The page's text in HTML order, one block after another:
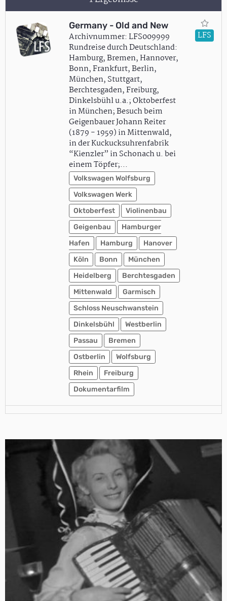
Germany - Old and New
Archivnummer: LFS009999
Rundreise durch Deutschland:
Hamburg, Bremen, Hannover,
Bonn, Frankfurt, Berlin,
München, Stuttgart,
Berchtesgaden, Freiburg,
Dinkelsbühl u.a.; Oktoberfest
in München; Besuch beim
Geigenbauer Johann Reiter
(1879 - 1959) in Mittenwald,
in der Kuckucksuhrenfabrik
“Kienzler” in Schonach u. bei
einem Töpfer;…
Volkswagen Wolfsburg
Volkswagen Werk
Oktoberfest
Violinenbau
Geigenbau
Hamburger
Hafen
Hamburg
Hanover
Köln
Bonn
München
Heidelberg
Berchtesgaden
Mittenwald
Garmisch
Schloss Neuschwanstein
Dinkelsbühl
Westberlin
Passau
Bremen
Ostberlin
Wolfsburg
Rhein
Freiburg
Dokumentarfilm
LFS